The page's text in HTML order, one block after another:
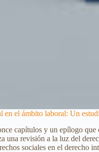
en el ámbito laboral: Un
capítulos y un epílogo
una revisión a la luz del
sociales en el derecho